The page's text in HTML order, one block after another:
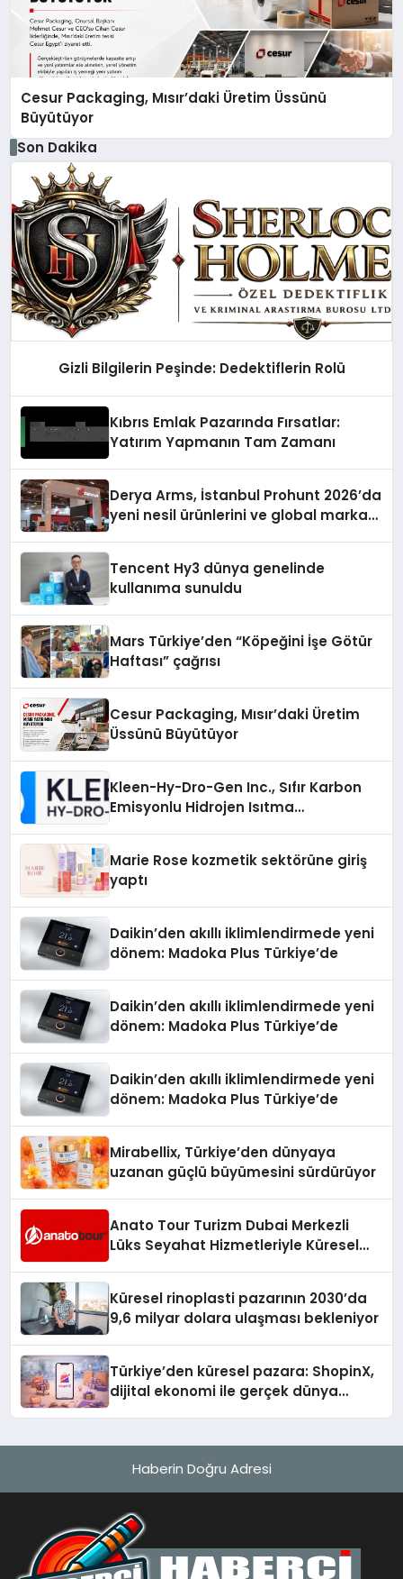
Cesur Packaging, Mısır’daki Üretim Üssünü
Büyütüyor
Son Dakika
Gizli Bilgilerin Peşinde: Dedektiflerin Rolü
Kıbrıs Emlak Pazarında Fırsatlar:
Yatırım Yapmanın Tam Zamanı
Derya Arms, İstanbul Prohunt 2026’da
yeni nesil ürünlerini ve global marka
Tencent Hy3 dünya genelinde
kullanıma sunuldu
Mars Türkiye’den “Köpeğini İşe Götür
Haftası” çağrısı
Cesur Packaging, Mısır’daki Üretim
Üssünü Büyütüyor
Kleen-Hy-Dro-Gen Inc., Sıfır Karbon
Emisyonlu Hidrojen Isıtma
Marie Rose kozmetik sektörüne giriş
yaptı
Daikin’den akıllı iklimlendirmede yeni
dönem: Madoka Plus Türkiye’de
Daikin’den akıllı iklimlendirmede yeni
dönem: Madoka Plus Türkiye’de
Daikin’den akıllı iklimlendirmede yeni
dönem: Madoka Plus Türkiye’de
Mirabellix, Türkiye’den dünyaya
uzanan güçlü büyümesini sürdürüyor
Anato Tour Turizm Dubai Merkezli
Lüks Seyahat Hizmetleriyle Küresel
Küresel rinoplasti pazarının 2030’da
9,6 milyar dolara ulaşması bekleniyor
Türkiye’den küresel pazara: ShopinX,
dijital ekonomi ile gerçek dünya
Haberin Doğru Adresi